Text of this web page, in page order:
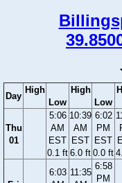
Day
High
Low
High
Low
Thu
01
5:06
AM
EST
0.1 ft
10:39
AM
EST
6.0 ft
6:02
PM
EST
0.0 ft
6:03 11:35
6:58
PM